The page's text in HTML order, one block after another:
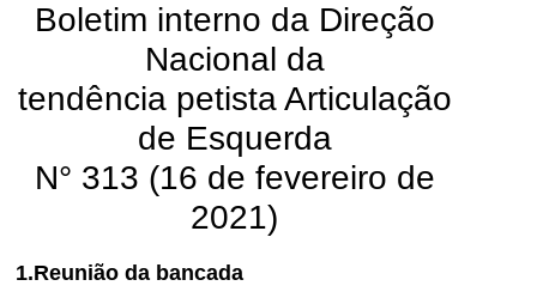
Boletim interno da Direção
Nacional da
tendência petista Articulação
de Esquerda
N° 313 (16 de fevereiro de
2021)
1.Reunião da bancada